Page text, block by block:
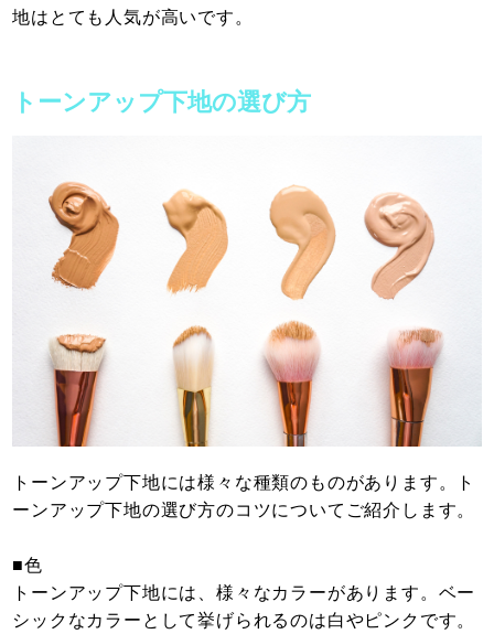
地はとても人気が高いです。
トーンアップ下地の選び方
トーンアップ下地には様々な種類のものがあります。ト
ーンアップ下地の選び方のコツについてご紹介します。
■色
トーンアップ下地には、様々なカラーがあります。ベー
シックなカラーとして挙げられるのは白やピンクです。